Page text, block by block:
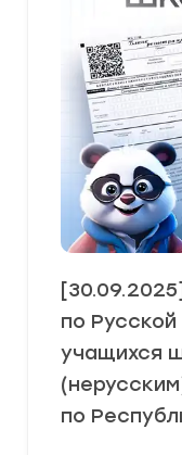
по
учащихся
по